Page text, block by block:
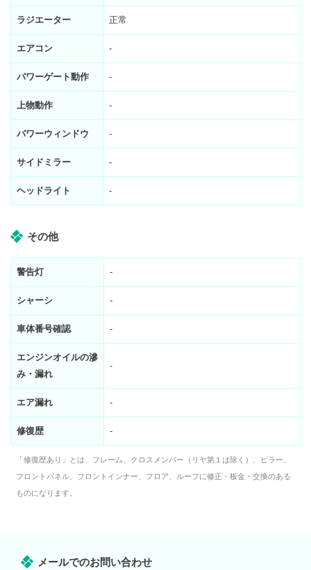
ラジエーター 正常
エアコン -
パワーゲート動作 -
上物動作 -
パワーウィンドウ -
サイドミラー -
ヘッドライト -
その他
警告灯 -
シャーシ -
車体番号確認 -
エンジンオイルの滲
み・漏れ
-
エア漏れ -
修復歴 -
「修復歴あり」とは、フレーム、クロスメンバー（リヤ第１は除く）、ピラー、
フロントパネル、フロントインナー、フロア、ルーフに修正・板金・交換のある
ものになります。
メールでのお問い合わせ